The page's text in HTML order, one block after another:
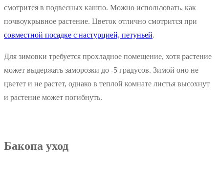
смотрится в подвесных кашпо. Можно использовать, как
почвоукрывное растение. Цветок отлично смотрится при
совместной посадке с настурцией, петуньей.
Для зимовки требуется прохладное помещение, хотя растение
может выдержать заморозки до -5 градусов. Зимой оно не
цветет и не растет, однако в теплой комнате листья высохнут
и растение может погибнуть.
Бакопа уход